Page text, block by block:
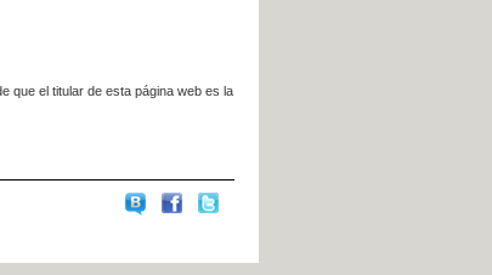
que el titular de esta página web es la